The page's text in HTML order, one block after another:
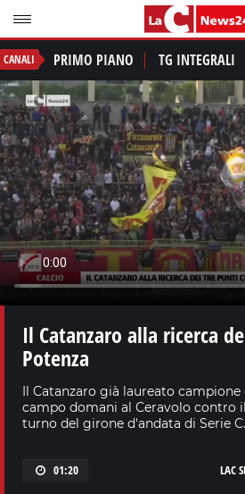
CANALI PRIMO PIANO TG INTEGRALI
Il Catanzaro alla ricerca
Potenza
Il Catanzaro già laureato
campo domani al Ceravolo contro
turno del girone d'andata di Serie C.
01:20 LAC